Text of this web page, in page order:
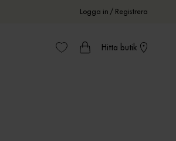
Logga in / Registrera
Hitta butik